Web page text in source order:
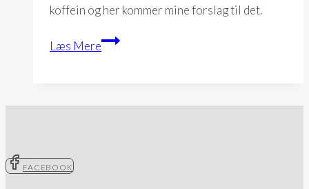
koffein og her kommer mine forslag til det.
Læs MereVarme
FACEBOOK